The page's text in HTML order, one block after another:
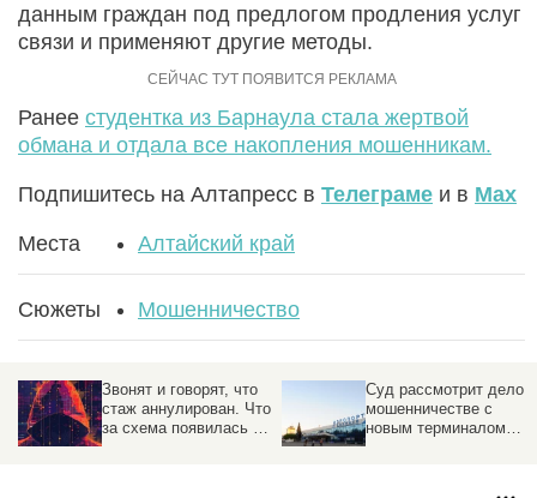
данным граждан под предлогом продления услуг
связи и применяют другие методы.
Ранее студентка из Барнаула стала жертвой
обмана и отдала все накопления мошенникам.
Подпишитесь на Алтапресс в Телеграме и в Max
Места Алтайский край
Сюжеты Мошенничество
Звонят и говорят, что
стаж аннулирован. Что
за схема появилась в
Суд рассмотрит дело о
мошенничестве с
новым терминалом